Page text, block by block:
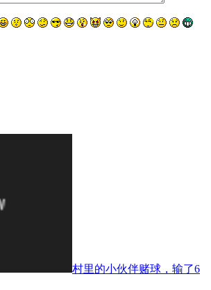
村里的小伙伴赌球，输了6